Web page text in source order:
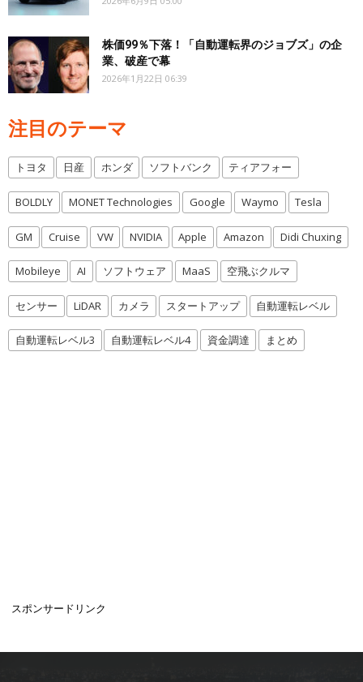
株価99％下落！「自動運転界のジョブズ」の企
業、破産で幕
2026年1月22日 06:39
注目のテーマ
トヨタ 日産 ホンダ ソフトバンク ティアフォー
BOLDLY MONET Technologies Google Waymo Tesla
GM Cruise VW NVIDIA Apple Amazon Didi Chuxing
Mobileye AI ソフトウェア MaaS 空飛ぶクルマ
センサー LiDAR カメラ スタートアップ 自動運転レベル
自動運転レベル3 自動運転レベル4 資金調達 まとめ
スポンサードリンク